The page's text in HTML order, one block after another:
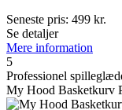
Seneste pris: 499 kr.
Se detaljer
Mere information
5
Professionel
My Hood Basketkurv